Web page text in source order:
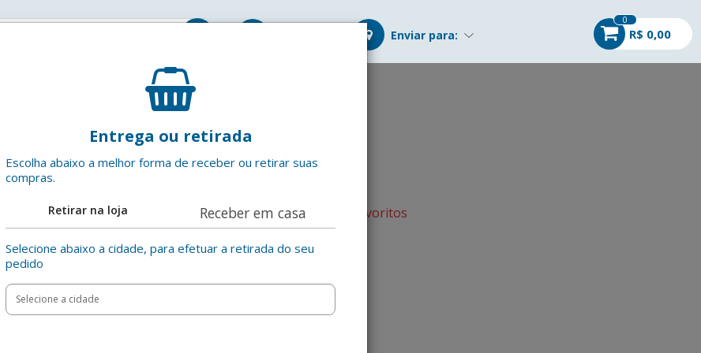
Enviar para:
0
R$ 0,00
Entrega ou retirada
Escolha abaixo a melhor forma de receber ou retirar suas
compras.
Retirar na loja Receber em casa
Selecione abaixo a cidade, para efetuar a retirada do seu
pedido
Cerveja Crystal Lata 350ml
Price reduced from
to
R$ 2,29 20% Adicionar aos favoritos
Compartilhar
Oferta Cliente Plus
Add
to
Product